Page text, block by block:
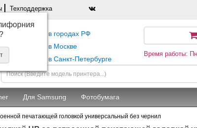
Техподдержка
Самовывоз в городах РФ
Самовывоз в Москве
Самовывоз в Санкт-Петербурге
Время работы:
Для Samsung Фотобумага
печатающей головкой универсальный без чернил